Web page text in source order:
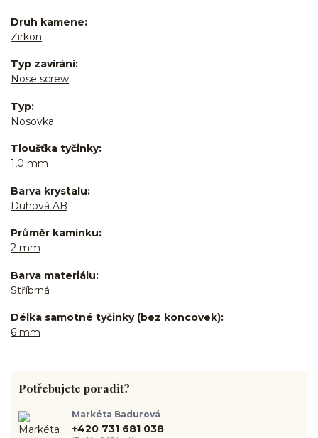
Druh kamene
Zirkon
Typ zavírání
Nose screw
Typ
Nosovka
Tloušťka tyčinky
1,0 mm
Barva krystalu
Duhová AB
Průměr kamínku
2 mm
Barva materiálu
Stříbrná
Délka samotné tyčinky (bez koncovek)
6 mm
Potřebujete poradit?
Markéta Badurová
+420 731 681 038